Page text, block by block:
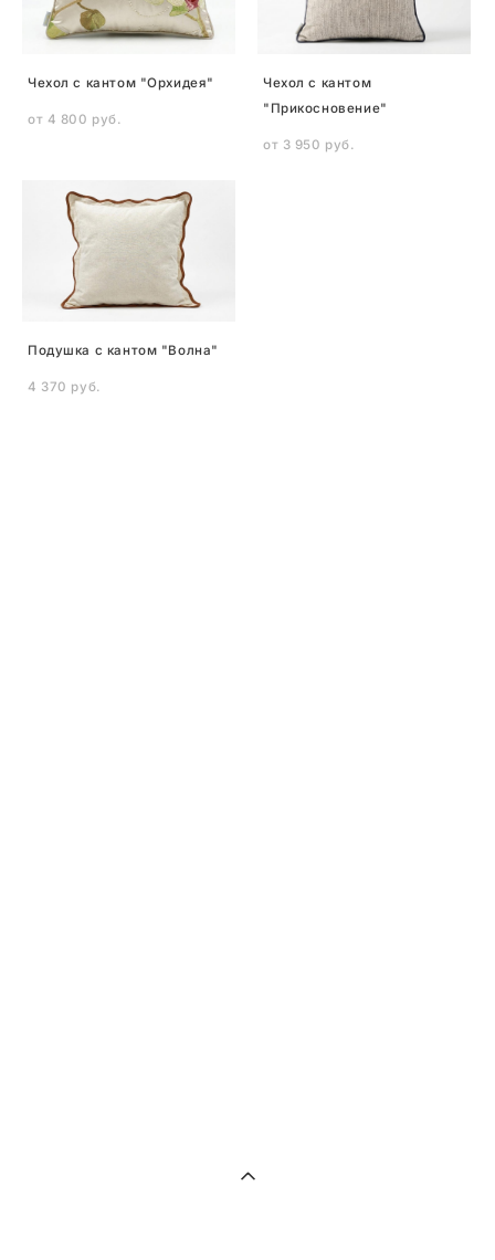
Чехол с кантом "Орхидея"
от 4 800 pуб.
Чехол с кантом
"Прикосновение"
от 3 950 pуб.
Подушка с кантом "Волна"
4 370 pуб.